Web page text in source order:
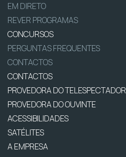
EM DIRETO
REVER PROGRAMAS
CONCURSOS
PERGUNTAS FREQUENTES
CONTACTOS
CONTACTOS
PROVEDORA DO TELESPECTADOR
PROVEDORA DO OUVINTE
ACESSIBILIDADES
SATÉLITES
A EMPRESA